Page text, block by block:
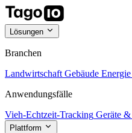
Lösungen
Branchen
Landwirtschaft Gebäude Energie
Anwendungsfälle
Vieh-Echtzeit-Tracking Geräte
Plattform